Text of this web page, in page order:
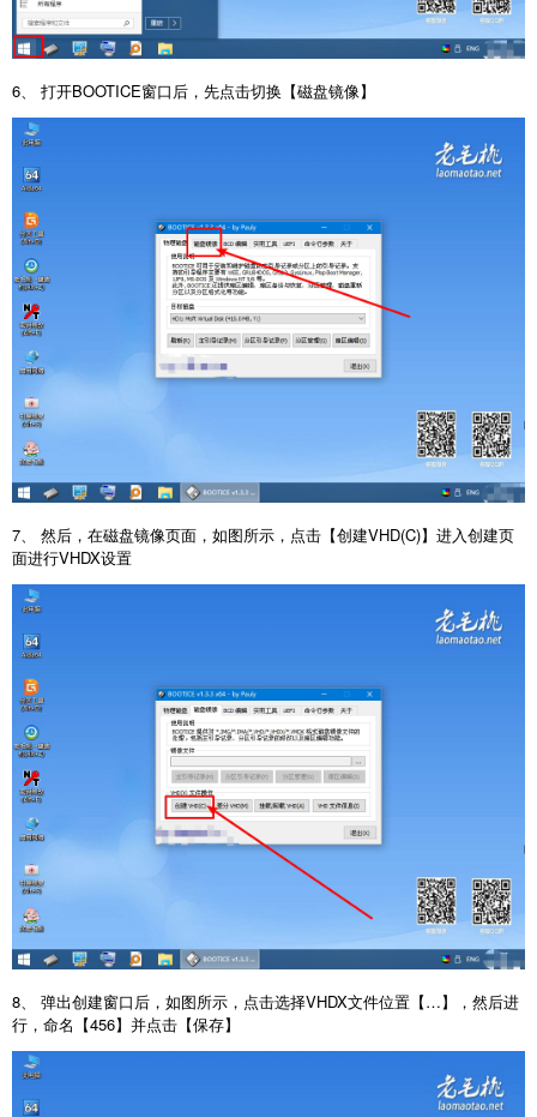
6、 打开BOOTICE窗口后，先点击切换【磁盘镜像】
7、 然后，在磁盘镜像页面，如图所示，点击【创建VHD(C)】进入创建页
面进行VHDX设置
8、 弹出创建窗口后，如图所示，点击选择VHDX文件位置【…】，然后进
行，命名【456】并点击【保存】